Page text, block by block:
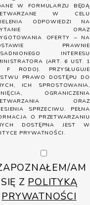
W FORMULARZU BĘDĄ
W CELU
ODPOWIEDZI NA
ORAZ
OFERTY – NA
PRAWNIE
INTERESU
(ART. 6 UST. 1
F RODO). PRZYSŁUGUJE
PRAWO DOSTĘPU DO
ICH SPROSTOWANIA,
OGRANICZENIA
ORAZ
SPRZECIWU. PEŁNA
O PRZETWARZANIU
DOSTĘPNA JEST W
PRYWATNOŚCI.
AM
SIĘ Z POLITYKĄ
PRYWATNOŚCI